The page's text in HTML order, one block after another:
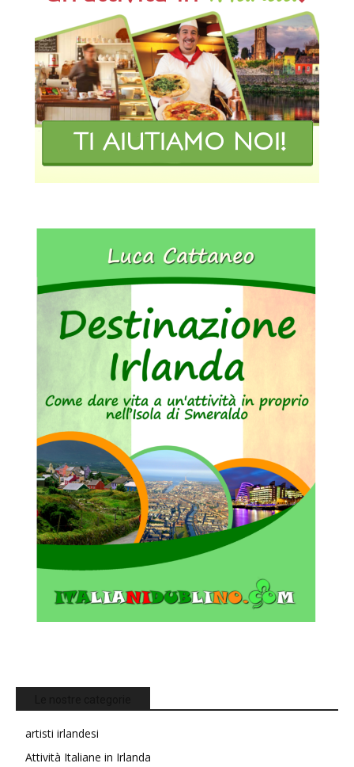
artisti irlandesi
Attività Italiane in Irlanda